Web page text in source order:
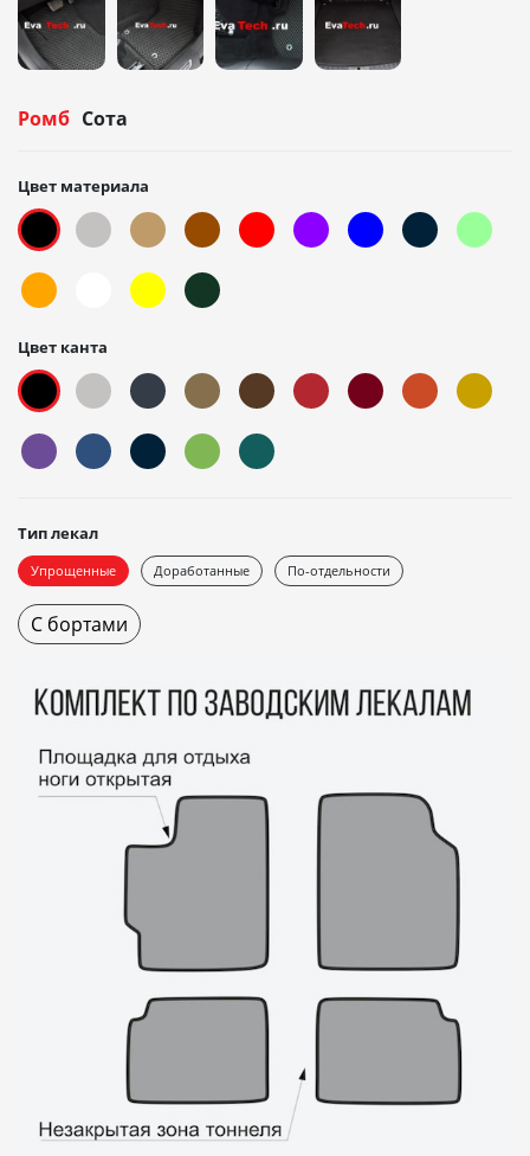
Ромб Сота
Цвет материала
Цвет канта
Тип лекал
Упрощенные Доработанные По-отдельности
С бортами